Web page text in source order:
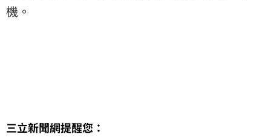
機。
三立新聞網提醒您：